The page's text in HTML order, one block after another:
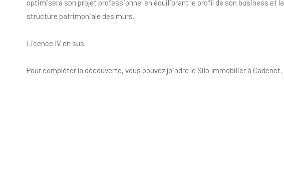
optimisera son projet professionnel en équilibrant le profil de son business et la
structure patrimoniale des murs.
Licence IV en sus.
Pour compléter la découverte, vous pouvez joindre le Silo Immobilier à Cadenet.